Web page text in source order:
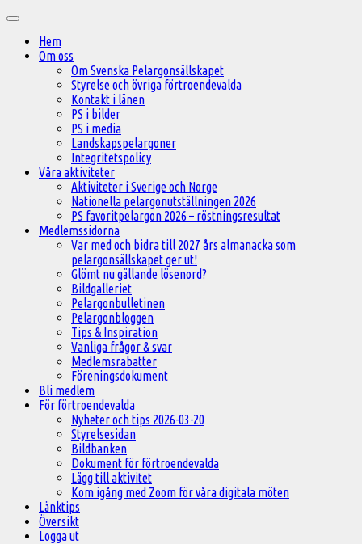
innehåll
Huvudmeny
Hem
Om oss
Om Svenska Pelargonsällskapet
Styrelse och övriga förtroendevalda
Kontakt i länen
PS i bilder
PS i media
Landskapspelargoner
Integritetspolicy
Våra aktiviteter
Aktiviteter i Sverige och Norge
Nationella pelargonutställningen 2026
PS favoritpelargon 2026 – röstningsresultat
Medlemssidorna
Var med och bidra till 2027 års almanacka som
pelargonsällskapet ger ut!
Glömt nu gällande lösenord?
Bildgalleriet
Pelargonbulletinen
Pelargonbloggen
Tips & Inspiration
Vanliga frågor & svar
Medlemsrabatter
Föreningsdokument
Bli medlem
För förtroendevalda
Nyheter och tips 2026-03-20
Styrelsesidan
Bildbanken
Dokument för förtroendevalda
Lägg till aktivitet
Kom igång med Zoom för våra digitala möten
Länktips
Översikt
Logga ut